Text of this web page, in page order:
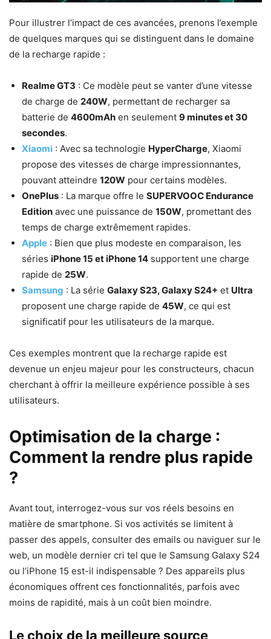
Pour illustrer l’impact de ces avancées, prenons l’exemple
de quelques marques qui se distinguent dans le domaine
de la recharge rapide :
Realme GT3 : Ce modèle peut se vanter d’une vitesse
de charge de 240W, permettant de recharger sa
batterie de 4600mAh en seulement 9 minutes et 30
secondes.
Xiaomi : Avec sa technologie HyperCharge, Xiaomi
propose des vitesses de charge impressionnantes,
pouvant atteindre 120W pour certains modèles.
OnePlus : La marque offre le SUPERVOOC Endurance
Edition avec une puissance de 150W, promettant des
temps de charge extrêmement rapides.
Apple : Bien que plus modeste en comparaison, les
séries iPhone 15 et iPhone 14 supportent une charge
rapide de 25W.
Samsung : La série Galaxy S23, Galaxy S24+ et Ultra
proposent une charge rapide de 45W, ce qui est
significatif pour les utilisateurs de la marque.
Ces exemples montrent que la recharge rapide est
devenue un enjeu majeur pour les constructeurs, chacun
cherchant à offrir la meilleure expérience possible à ses
utilisateurs.
Optimisation de la charge :
Comment la rendre plus rapide
?
Avant tout, interrogez-vous sur vos réels besoins en
matière de smartphone. Si vos activités se limitent à
passer des appels, consulter des emails ou naviguer sur le
web, un modèle dernier cri tel que le Samsung Galaxy S24
ou l’iPhone 15 est-il indispensable ? Des appareils plus
économiques offrent ces fonctionnalités, parfois avec
moins de rapidité, mais à un coût bien moindre.
Le choix de la meilleure source